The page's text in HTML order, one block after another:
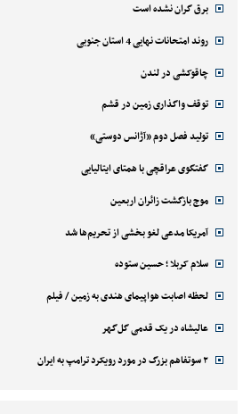
برق گران نشده است
روند امتحانات نهایی 4 استان جنوبی
چاقوکشی در لندن
توقف واگذاری زمین در قشم
تولید فصل دوم «آژانس دوستی»
گفتگوی عراقچی با همتای ایتالیایی
موج بازگشت زائران اربعین
آمریکا مدعی لغو بخشی از تحریم‌ها شد
سلام کربلا ؛ حسین ستوده
لحظه اصابت هواپیمای هندی به زمین / فیلم
عالیشاه در یک قدمی گل‌گهر
۲ سوتفاهم بزرگ در مورد رویکرد ترامپ به ایران